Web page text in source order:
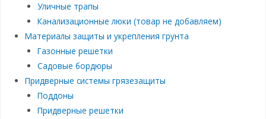
Уличные трапы
Канализационные люки (товар не добавляем)
Материалы защиты и укрепления грунта
Газонные решетки
Садовые бордюры
Придверные системы грязезащиты
Поддоны
Придверные решетки